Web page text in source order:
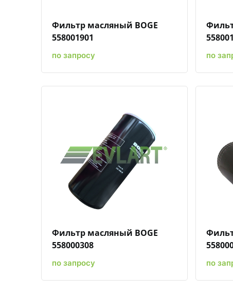
Фильтр масляный BOGE
558001901
по запросу по
Быстрый просмотрДобавить к сравнению
Фильтр масляный BOGE
558000308
по запросу по